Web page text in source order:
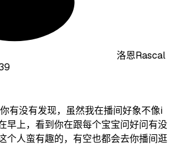
洛恩Rascal
有没有发现，虽然我在播间好象不像i
早上，看到你在跟每个宝宝问好问有没
个人蛮有趣的，有空也都会去你播间逛